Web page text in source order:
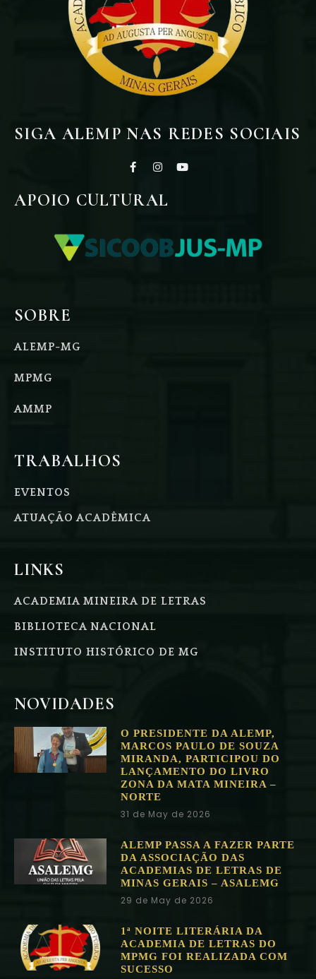
SIGA ALEMP NAS REDES SOCIAIS
APOIO CULTURAL
SOBRE
ALEMP-MG
MPMG
AMMP
TRABALHOS
EVENTOS
ATUAÇÃO ACADÊMICA
LINKS
ACADEMIA MINEIRA DE LETRAS
BIBLIOTECA NACIONAL
INSTITUTO HISTÓRICO DE MG
NOVIDADES
O PRESIDENTE DA ALEMP,
MARCOS PAULO DE SOUZA
MIRANDA, PARTICIPOU DO
LANÇAMENTO DO LIVRO
ZONA DA MATA MINEIRA –
NORTE
31 de May de 2026
ALEMP PASSA A FAZER PARTE
DA ASSOCIAÇÃO DAS
ACADEMIAS DE LETRAS DE
MINAS GERAIS – ASALEMG
29 de May de 2026
1ª NOITE LITERÁRIA DA
ACADEMIA DE LETRAS DO
MPMG FOI REALIZADA COM
SUCESSO